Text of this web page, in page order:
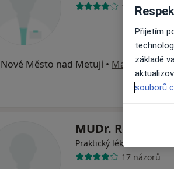
10 názorů
Nové Město nad Metují • Mapa
MUDr. Robert
Praktický lékař
17 názorů
Přijetím
základě
souborů